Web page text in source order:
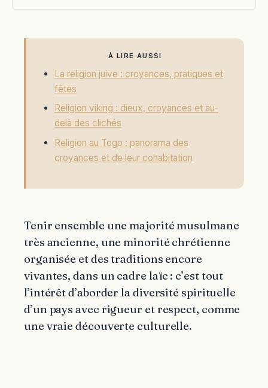
À LIRE AUSSI
La religion juive : croyances, pratiques et
fêtes
Religion viking : dieux, croyances et au-
delà des clichés
Religion au Togo : panorama des
croyances et de leur cohabitation
Tenir ensemble une majorité musulmane
très ancienne, une minorité chrétienne
organisée et des traditions encore
vivantes, dans un cadre laïc : c’est tout
l’intérêt d’aborder la diversité spirituelle
d’un pays avec rigueur et respect, comme
une vraie découverte culturelle.